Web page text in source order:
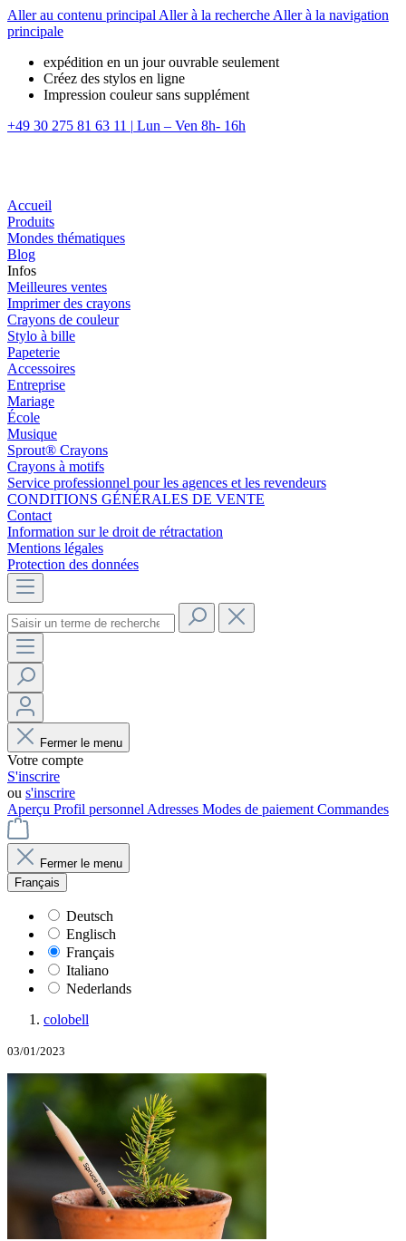
Aller au contenu principal Aller à la recherche Aller à la navigation
principale
expédition en un jour ouvrable seulement
Créez des stylos en ligne
Impression couleur sans supplément
+49 30 275 81 63 11 | Lun – Ven 8h- 16h
Accueil
Produits
Mondes thématiques
Blog
Infos
Meilleures ventes
Imprimer des crayons
Crayons de couleur
Stylo à bille
Papeterie
Accessoires
Entreprise
Mariage
École
Musique
Sprout® Crayons
Crayons à motifs
Service professionnel pour les agences et les revendeurs
CONDITIONS GÉNÉRALES DE VENTE
Contact
Information sur le droit de rétractation
Mentions légales
Protection des données
Fermer le menu
Votre compte
S'inscrire
ou s'inscrire
Aperçu Profil personnel Adresses Modes de paiement Commandes
Fermer le menu
Français
Deutsch
Englisch
Français
Italiano
Nederlands
colobell
03/01/2023